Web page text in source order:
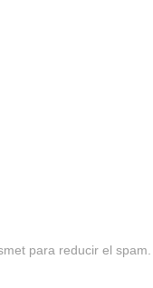
para reducir el spam.